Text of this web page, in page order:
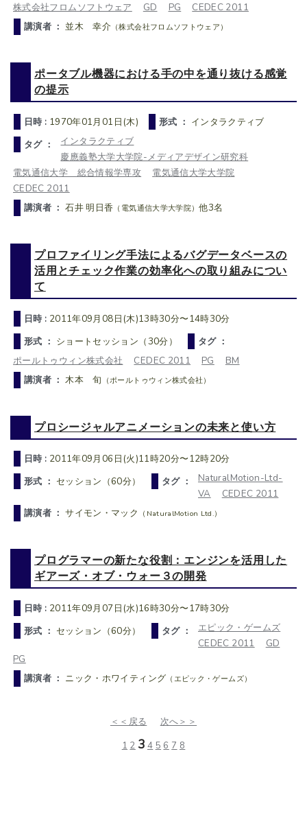
株式会社フロムソフトウェア
GD PG
CEDEC 2011
講演者 ：並木 幸介 （株式会社フロムソフトウェア）
ポータブル機器における手の中を通り抜ける感覚
の提示
日時 : 1970年01月01日(木) 形式 ： インタラクティブ
タグ ：
インタラクティブ
慶應義塾大学大学院-メディアデザイン研究科
電気通信大学 総合情報学専攻
電気通信大学大学院
CEDEC 2011
講演者 ：石井 明日香 （電気通信大学大学院）他3名
プロファイリング手法によるバグデータベースの
活用とチェック作業の効率化への取り組みについ
て
日時 : 2011年09月08日(木)13時30分〜14時30分
形式 ： ショートセッション（30分）
タグ ：
ポールトゥウィン株式会社
CEDEC 2011 PG
BM
講演者 ：木本 旬 （ポールトゥウィン株式会社）
プロシージャルアニメーションの未来と使い方
日時 : 2011年09月06日(火)11時20分〜12時20分
形式 ： セッション（60分） タグ ：
NaturalMotion-Ltd-
VA
CEDEC 2011
講演者 ：サイモン・マック （NaturalMotion Ltd.）
プログラマーの新たな役割：エンジンを活用した
ギアーズ・オブ・ウォー３の開発
日時 : 2011年09月07日(水)16時30分〜17時30分
形式 ： セッション（60分） タグ ：
エピック・ゲームズ
CEDEC 2011
GD
PG
講演者 ： ニック・ホワイティング （エピック・ゲームズ）
＜＜戻る
次へ＞＞
1 2 3 4 5 6 7 8